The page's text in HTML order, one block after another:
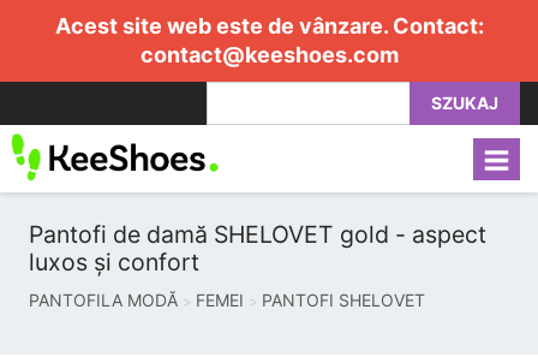
Acest site web este de vânzare. Contact:
contact@keeshoes.com
SZUKAJ
Pantofi de damă SHELOVET gold - aspect
luxos și confort
PANTOFILA MODĂ FEMEI PANTOFI SHELOVET